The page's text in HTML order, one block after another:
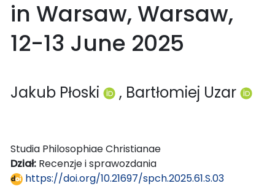
in Warsaw, Warsaw,
12-13 June 2025
Jakub Płoski , Bartłomiej Uzar
Studia Philosophiae Christianae
Dział: Recenzje i sprawozdania
https://doi.org/10.21697/spch.2025.61.S.03